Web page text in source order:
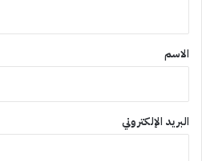
*
الاسم
البريد الإلكتروني